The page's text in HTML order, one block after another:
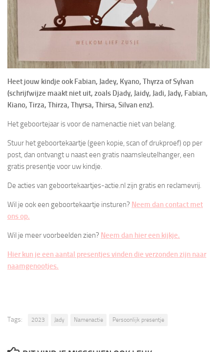
Heet jouw kindje ook Fabian, Jadey, Kyano, Thyrza of Sylvan
(schrijfwijze maakt niet uit, zoals Djady, Jaidy, Jadi, Jady, Fabian,
Kiano, Tirza, Thirza, Thyrsa, Thirsa, Silvan enz).
Het geboortejaar is voor de namenactie niet van belang.
Stuur het geboortekaartje (geen kopie, scan of drukproef) op per
post, dan ontvangt u naast een gratis naamsleutelhanger, een
gratis presentje voor uw kindje.
De acties van geboortekaartjes-actie.nl zijn gratis en reclamevrij.
Wil je ook een geboortekaartje insturen? Neem dan contact met
ons op.
Wil je meer voorbeelden zien? Neem dan hier een kijkje.
Hier kun je een aantal presentjes vinden die verzonden zijn naar
naamgenootjes.
Tags: 2023 Jady Namenactie Persoonlijk presentje